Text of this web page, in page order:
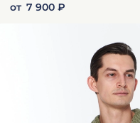
от 7 900 ₽